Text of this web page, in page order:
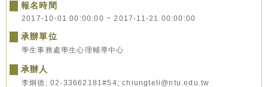
報名時間
2017-10-01 00:00:00 ~ 2017-11-21 00:00:00
承辦單位
學生事務處學生心理輔導中心
承辦人
李炯德; 02-33662181#54; chiungteli@ntu.edu.tw